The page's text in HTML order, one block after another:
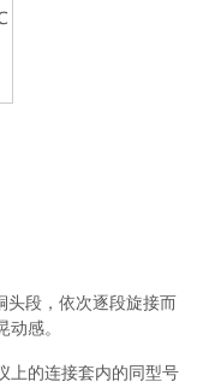
头段，依次逐段旋接而
感。
上的连接套内的同型号